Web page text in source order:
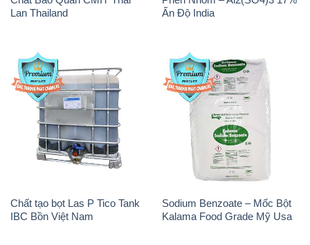
Lan Thailand
Ấn Độ India
Chất tạo bọt Las P Tico Tank
IBC Bồn Việt Nam
Sodium Benzoate – Mốc Bột
Kalama Food Grade Mỹ Usa